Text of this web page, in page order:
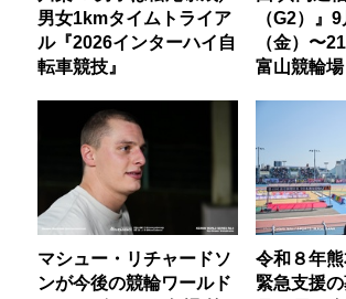
男女1kmタイムトライア
ル『2026インターハイ自
転車競技』
（G2）』
（金）〜
富山競輪場
マシュー・リチャードソ
ンが今後の競輪ワールド
令和８年
緊急支援